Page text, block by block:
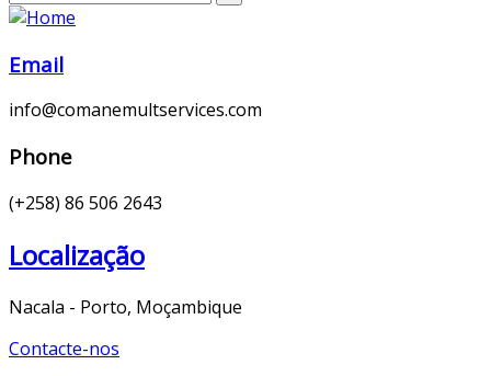
Email
info@comanemultservices.com
Phone
(+258) 86 506 2643
Localização
Nacala - Porto, Moçambique
Contacte-nos